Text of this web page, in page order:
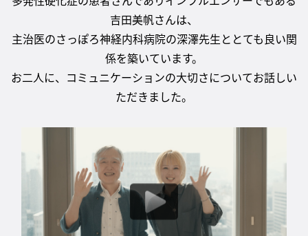
吉田美帆さんは、
主治医のさっぽろ神経内科病院の深澤先生ととても良い関
係を築いています。
お二人に、コミュニケーションの大切さについてお話しい
ただきました。